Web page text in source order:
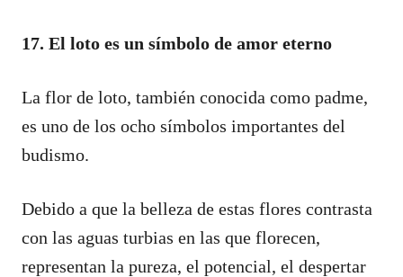
17. El loto es un símbolo de amor eterno
La flor de loto, también conocida como padme,
es uno de los ocho símbolos importantes del
budismo.
Debido a que la belleza de estas flores contrasta
con las aguas turbias en las que florecen,
representan la pureza, el potencial, el despertar